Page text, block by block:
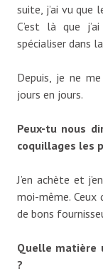
suite, j’ai vu que
C’est là que
spécialiser dans
Depuis, je ne
jours en jours.
Peux-tu nous
coquillages les
J’en achète et
moi-même. Ceux
de bons
Quelle matière
?